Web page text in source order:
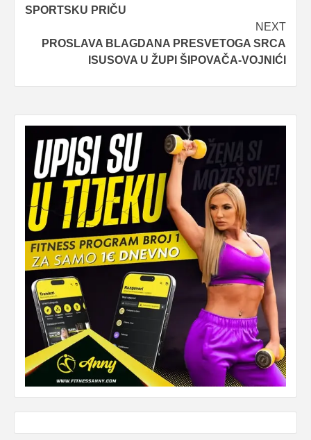
SPORTSKU PRIČU
NEXT
PROSLAVA BLAGDANA PRESVETOGA SRCA
ISUSOVA U ŽUPI ŠIPOVAČA-VOJNIĆI